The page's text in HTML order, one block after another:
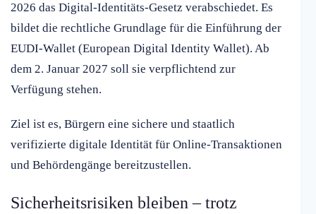
2026 das Digital-Identitäts-Gesetz verabschiedet. Es
bildet die rechtliche Grundlage für die Einführung der
EUDI-Wallet (European Digital Identity Wallet). Ab
dem 2. Januar 2027 soll sie verpflichtend zur
Verfügung stehen.
Ziel ist es, Bürgern eine sichere und staatlich
verifizierte digitale Identität für Online-Transaktionen
und Behördengänge bereitzustellen.
Sicherheitsrisiken bleiben – trotz